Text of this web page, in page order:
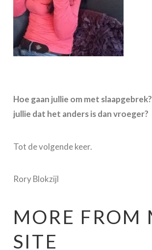
Hoe gaan jullie om met
jullie dat het anders is dan vroeger?
Tot de volgende keer.
Rory Blokzijl
MORE FROM
SITE